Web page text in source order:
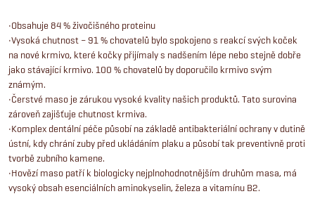
•Obsahuje 84 % živočišného proteinu
•Vysoká chutnost – 91 % chovatelů bylo spokojeno s reakcí svých koček
na nové krmivo, které kočky přijímaly s nadšením lépe nebo stejně dobře
jako stávající krmivo. 100 % chovatelů by doporučilo krmivo svým
známým.
•Čerstvé maso je zárukou vysoké kvality našich produktů. Tato surovina
zároveň zajišťuje chutnost krmiva.
•Komplex dentální péče působí na základě antibakteriální ochrany v dutině
ústní, kdy chrání zuby před ukládáním plaku a působí tak preventivně proti
tvorbě zubního kamene.
•Hovězí maso patří k biologicky nejplnohodnotnějším druhům masa, má
vysoký obsah esenciálních aminokyselin, železa a vitamínu B2.